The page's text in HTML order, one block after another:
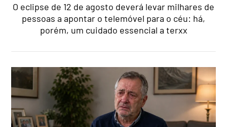
O eclipse de 12 de agosto deverá levar milhares de
pessoas a apontar o telemóvel para o céu: há,
porém, um cuidado essencial a terxx